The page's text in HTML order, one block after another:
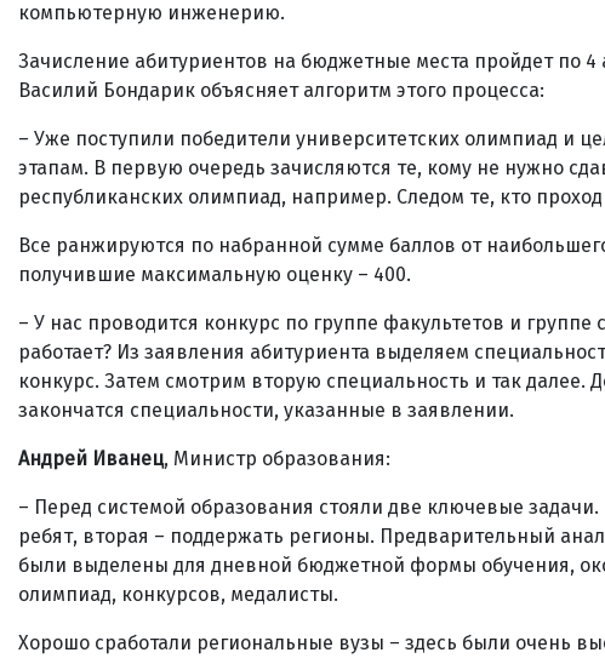
компьютерную инженерию.
Зачисление абитуриентов на бюджетные места пройдет по
Василий Бондарик объясняет алгоритм этого процесса:
– Уже поступили победители университетских олимпиад и
этапам. В первую очередь зачисляются те, кому не нужно
республиканских олимпиад, например. Следом те, кто
Все ранжируются по набранной сумме баллов от
получившие максимальную оценку – 400.
– У нас проводится конкурс по группе факультетов и группе
работает? Из заявления абитуриента выделяем
конкурс. Затем смотрим вторую специальность и так далее.
закончатся специальности, указанные в заявлении.
Андрей Иванец, Министр образования:
– Перед системой образования стояли две ключевые
ребят, вторая – поддержать регионы. Предварительный
были выделены для дневной бюджетной формы обучения,
олимпиад, конкурсов, медалисты.
Хорошо сработали региональные вузы – здесь были очень